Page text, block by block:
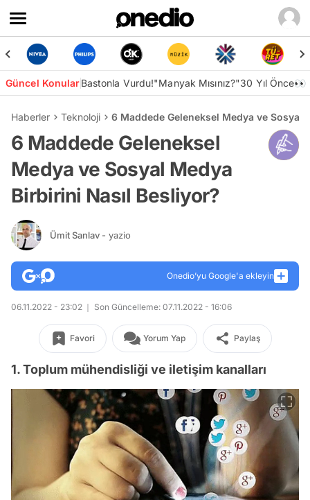
Güncel KonularBastonla Vurdu!"Manyak Mısınız?"30 Yıl Önce👀
Haberler Teknoloji 6 Maddede Geleneksel Medya ve Sosyal
6 Maddede Geleneksel
Medya ve Sosyal Medya
Birbirini Nasıl Besliyor?
Ümit Sanlav - yazio
Onedio’yu Google'a ekleyin
06.11.2022 - 23:02 Son Güncelleme: 07.11.2022 - 16:06
Favori Yorum Yap Paylaş
1. Toplum mühendisliği ve iletişim kanalları